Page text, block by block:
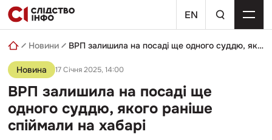
Skip
to
content
EN
пошуковий
запит
Новини ВРП залишила на посаді ще одного суддю, якого раніше спіймали на хабарі
Новина 17 Січня 2025, 14:00
ВРП залишила на посаді ще
одного суддю, якого раніше
спіймали на хабарі